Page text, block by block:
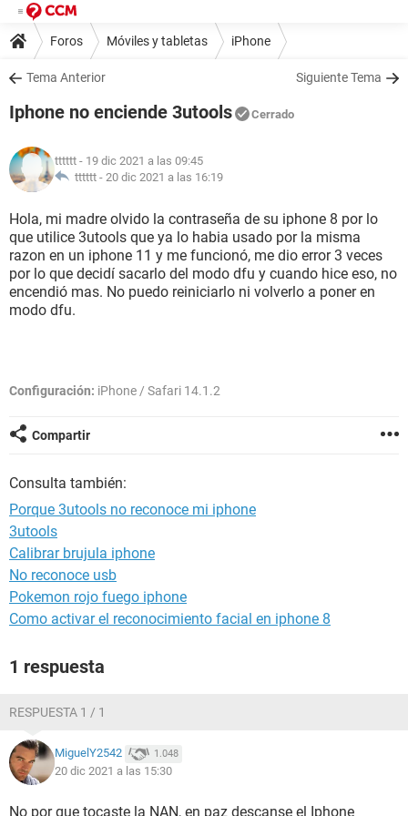
Foros Móviles y tabletas iPhone
Tema Anterior Siguiente Tema
Iphone no enciende 3utools Cerrado
tttttt - 19 dic 2021 a las 09:45
tttttt - 20 dic 2021 a las 16:19
Hola, mi madre olvido la contraseña de su iphone 8 por lo
que utilice 3utools que ya lo habia usado por la misma
razon en un iphone 11 y me funcionó, me dio error 3 veces
por lo que decidí sacarlo del modo dfu y cuando hice eso, no
encendió mas. No puedo reiniciarlo ni volverlo a poner en
modo dfu.
Configuración: iPhone / Safari 14.1.2
Compartir
Consulta también:
Porque 3utools no reconoce mi iphone
3utools
Calibrar brujula iphone
No reconoce usb
Pokemon rojo fuego iphone
Como activar el reconocimiento facial en iphone 8
1 respuesta
RESPUESTA 1 / 1
MiguelY2542 1.048
20 dic 2021 a las 15:30
No por que tocaste la NAN, en paz descanse el Iphone